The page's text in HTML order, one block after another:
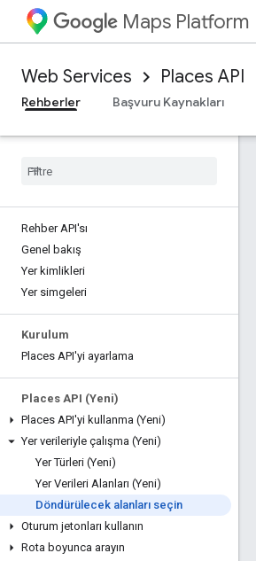
Maps Platform
Web Services Places API
Rehberler
Başvuru Kaynakları
Rehber API'sı
Genel bakış
Yer kimlikleri
Yer simgeleri
Kurulum
Places API'yi ayarlama
Places API (Yeni)
Places API'yi kullanma (Yeni)
Yer verileriyle çalışma (Yeni)
Yer Türleri (Yeni)
Yer Verileri Alanları (Yeni)
Döndürülecek alanları seçin
Oturum jetonları kullanın
Rota boyunca arayın